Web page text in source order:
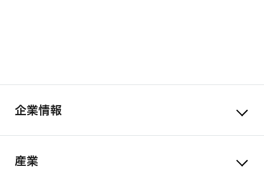
企業情報
産業